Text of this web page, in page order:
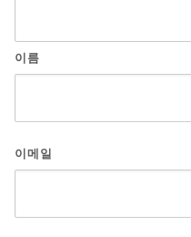
이름
이메일